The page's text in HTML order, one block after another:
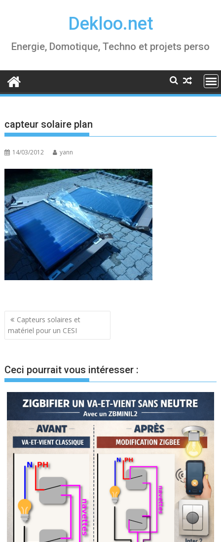
Dekloo.net
Energie, Domotique, Techno et projets perso
capteur solaire plan
14/03/2012 yann
Navigation
de
Capteurs solaires et
matériel pour un CESI
Ceci pourrait vous intéresser :